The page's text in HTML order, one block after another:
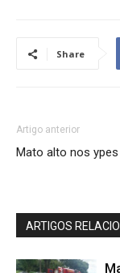
Share
Artigo anterior
Mato alto nos ypes
ARTIGOS